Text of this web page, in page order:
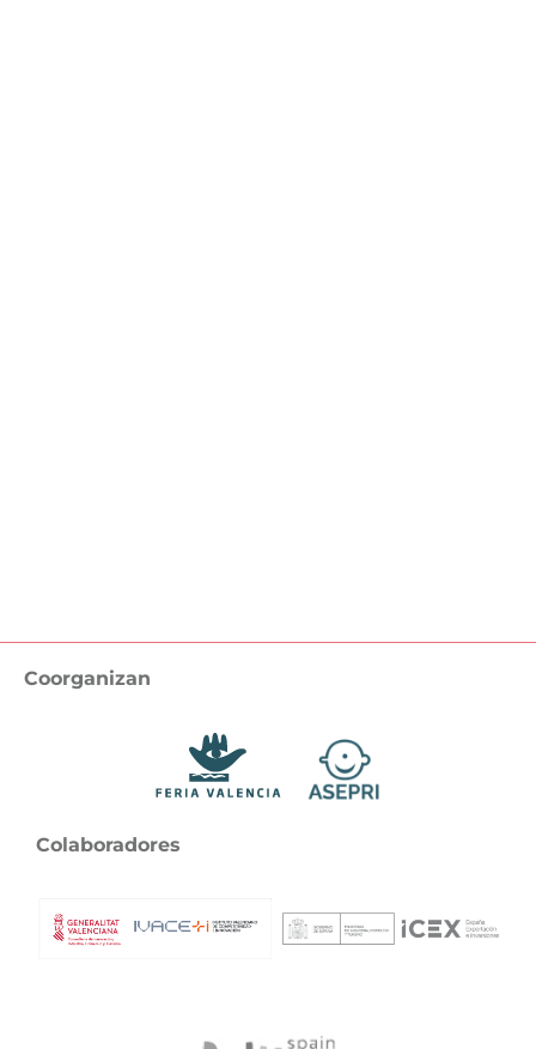
Coorganizan
Colaboradores